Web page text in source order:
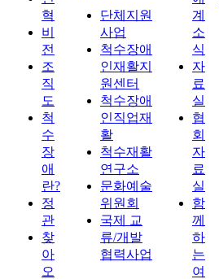
혁
비
전
조
직
도
척
수
장
애
란?
정
관
찾
아
오
단체지원
사업
척수장애
인재활지
원센터
척수장애
인직업재
활
척수재활
연구소
문화예술
위원회
국제 교
류/개발
협력사업
계
소
식
자
료
실
협
회
자
료
실
함
께
하
는
여